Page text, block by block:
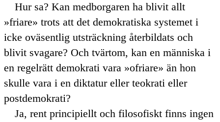
Hur sa? Kan medborgaren ha blivit allt
friare
trots att det demokratiska systemet i
icke oväsentlig utsträckning återbildats och
blivit svagare? Och tvärtom, kan en människa i
en regelrätt demokrati vara
ofriare
än hon
skulle vara i en diktatur eller teokrati eller
postdemokrati?
Ja, rent principiellt och filosofiskt finns ingen